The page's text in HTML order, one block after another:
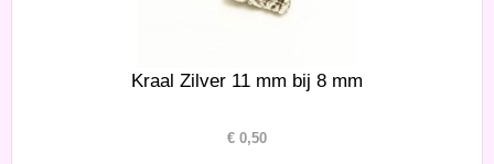
Kraal Zilver 11 mm bij 8 mm
€ 0,50